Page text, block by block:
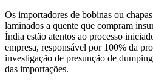
Os importadores de bobinas ou
laminados a quente que compram
Índia estão atentos ao processo
empresa, responsável por 100% da
investigação de presunção de
das importações.